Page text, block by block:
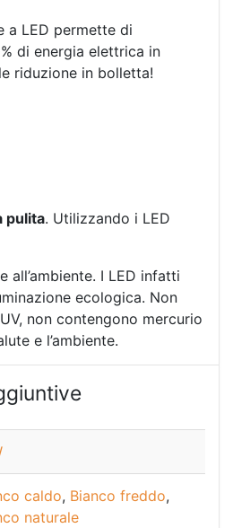
a LED permette di
di energia elettrica in
riduzione in bolletta!
pulita. Utilizzando i LED
all’ambiente. I LED infatti
ecologica. Non
non contengono mercurio
e l’ambiente.
caldo, Bianco freddo,
naturale